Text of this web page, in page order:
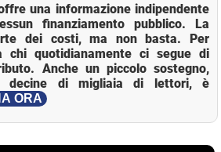
una informazione indipendente
finanziamento pubblico. La
dei costi, ma non basta. Per
chi quotidianamente ci segue di
Anche un piccolo sostegno,
decine di migliaia di lettori, è
ORA